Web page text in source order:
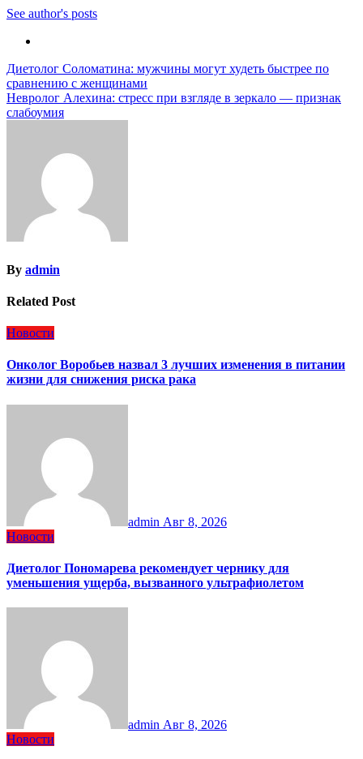
See author's posts
Навигация
по
записям
Диетолог Соломатина: мужчины могут худеть быстрее по
сравнению с женщинами
Невролог Алехина: стресс при взгляде в зеркало — признак
слабоумия
By admin
Related Post
Новости
Онколог Воробьев назвал 3 лучших изменения в питании
жизни для снижения риска рака
admin Авг 8, 2026
Новости
Диетолог Пономарева рекомендует чернику для
уменьшения ущерба, вызванного ультрафиолетом
admin Авг 8, 2026
Новости